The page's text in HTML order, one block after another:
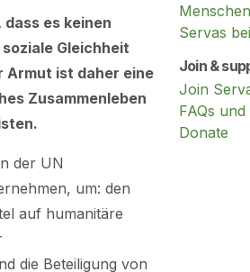
es keinen
Gleichheit
Armut ist daher eine
Zusammenleben
der UN
um: den
auf humanitäre
die Beteiligung von
Servas
Join &
Join
FAQs
Donate